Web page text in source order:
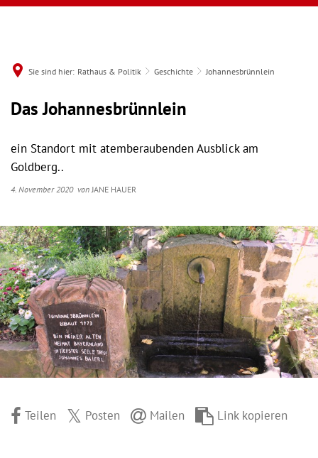
Sie sind hier: Rathaus & Politik Geschichte Johannesbrünnlein
Das Johannesbrünnlein
ein Standort mit atemberaubenden Ausblick am
Goldberg..
4. November 2020 vonJANE HAUER
Teilen Posten Mailen Link kopieren